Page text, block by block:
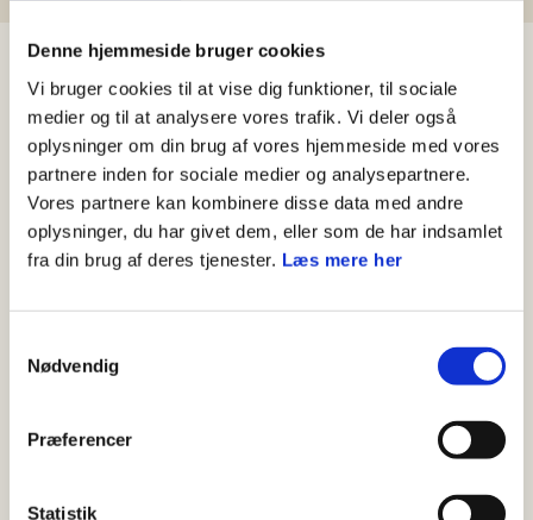
Denne hjemmeside bruger cookies
Vi bruger cookies til at vise dig funktioner, til sociale
medier og til at analysere vores trafik. Vi deler også
oplysninger om din brug af vores hjemmeside med vores
partnere inden for sociale medier og analysepartnere.
Vores partnere kan kombinere disse data med andre
oplysninger, du har givet dem, eller som de har indsamlet
fra din brug af deres tjenester. Læs mere her
Nødvendig
Præferencer
Statistik
Materialer
2 store kasser (evt. flyttekasser)
Tape eller lim
Farver, pensler og andet dekorationsmateriale
Til byttecentralen hører der boder til, og dem skal
forældre og familiespejderen.